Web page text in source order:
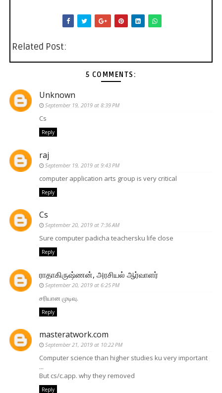
Related Post:
5 COMMENTS:
Unknown
September 19, 2019 at 8:39 PM
Cs
Reply
raj
September 19, 2019 at 9:43 PM
computer application arts group is very critical
Reply
Cs
September 20, 2019 at 7:36 AM
Sure computer padicha teachersku life close
Reply
ராதாகிருஷ்ணன், அரசியல் ஆர்வாளர்
September 20, 2019 at 6:25 PM
சரியான முடிவு.
Reply
masteratwork.com
September 21, 2019 at 10:22 PM
Computer science than higher studies ku very important
...
But cs/c.app. why they removed
Reply